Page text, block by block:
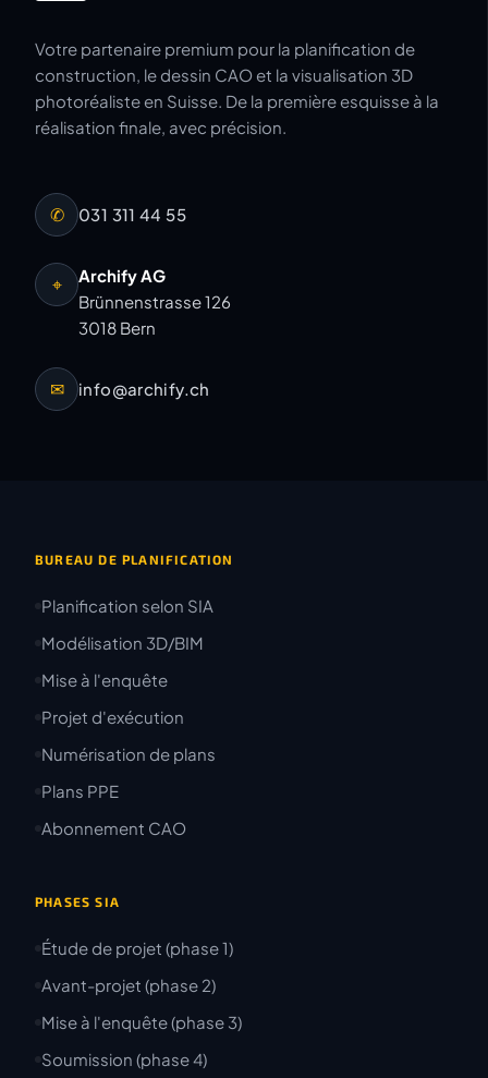
Votre partenaire premium pour la planification de
construction, le dessin CAO et la visualisation 3D
photoréaliste en Suisse. De la première esquisse à la
réalisation finale, avec précision.
✆ 031 311 44 55
⌖
Archify AG
Brünnenstrasse 126
3018 Bern
✉ info@archify.ch
BUREAU DE PLANIFICATION
Planification selon SIA
Modélisation 3D/BIM
Mise à l'enquête
Projet d'exécution
Numérisation de plans
Plans PPE
Abonnement CAO
PHASES SIA
Étude de projet (phase 1)
Avant-projet (phase 2)
Mise à l'enquête (phase 3)
Soumission (phase 4)